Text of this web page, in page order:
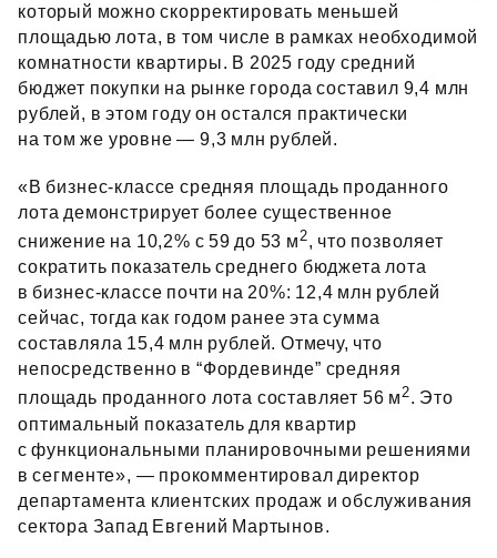
который можно скорректировать меньшей
площадью лота, в том числе в рамках необходимой
комнатности квартиры. В 2025 году средний
бюджет покупки на рынке города составил 9,4 млн
рублей, в этом году он остался практически
на том же уровне — 9,3 млн рублей.
«В бизнес‑классе средняя площадь проданного
лота демонстрирует более существенное
снижение на 10,2% с 59 до 53 м 2, что позволяет
сократить показатель среднего бюджета лота
в бизнес‑классе почти на 20%: 12,4 млн рублей
сейчас, тогда как годом ранее эта сумма
составляла 15,4 млн рублей. Отмечу, что
непосредственно в “Фордевинде” средняя
площадь проданного лота составляет 56 м2. Это
оптимальный показатель для квартир
с функциональными планировочными решениями
в сегменте», — прокомментировал директор
департамента клиентских продаж и обслуживания
сектора Запад Евгений Мартынов.